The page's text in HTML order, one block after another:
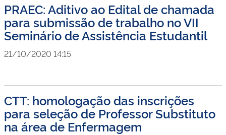
PRAEC: Aditivo ao Edital de chamada
para submissão de trabalho no VII
Seminário de Assistência Estudantil
21/10/2020 14:15
CTT: homologação das inscrições
para seleção de Professor Substituto
na área de Enfermagem